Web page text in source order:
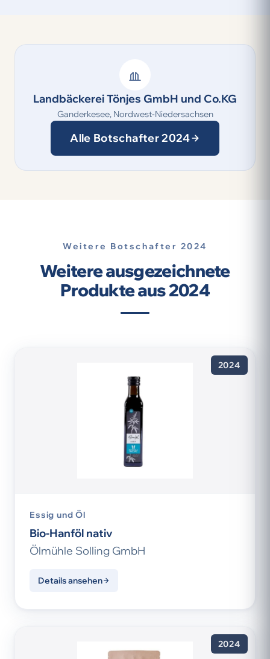
Landbäckerei Tönjes GmbH und Co.KG
Ganderkesee, Nordwest-Niedersachsen
Alle Botschafter 2024
Weitere Botschafter 2024
Weitere ausgezeichnete
Produkte aus 2024
2024
Essig und Öl
Bio-Hanföl nativ
Ölmühle Solling GmbH
Details ansehen
2024